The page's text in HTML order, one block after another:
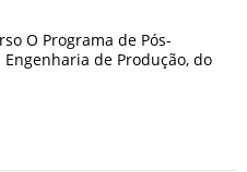
O Programa de Pós-
de Produção, do